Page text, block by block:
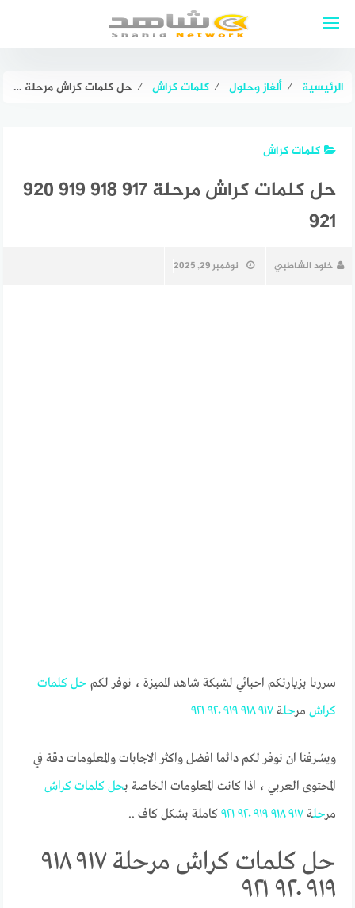
الرئيسية ⁄ ألغاز وحلول ⁄ كلمات كراش ⁄ حل كلمات كراش مرحلة ٩١٧ ٩١٨ ٩١٩ ٩٢٠ ٩٢١
كلمات كراش
حل كلمات كراش مرحلة ٩١٧ ٩١٨ ٩١٩ ٩٢٠
٩٢١
خلود الشاطبي نوفمبر 29, 2025
سررنا بزيارتكم احبائي لشبكة شاهد المميزة ، نوفر لكم حل كلمات
كراش مرحلة٩١٧ ٩١٨ ٩١٩ ٩٢٠ ٩٢١
ويشرفنا ان نوفر لكم دائما افضل واكثر الاجابات والمعلومات دقة في
المحتوى العربي ، اذا كانت المعلومات الخاصة بحل كلمات كراش
مرحلة٩١٧ ٩١٨ ٩١٩ ٩٢٠ ٩٢١ كاملة بشكل كاف ..
حل كلمات كراش مرحلة ٩١٧ ٩١٨
٩١٩ ٩٢٠ ٩٢١